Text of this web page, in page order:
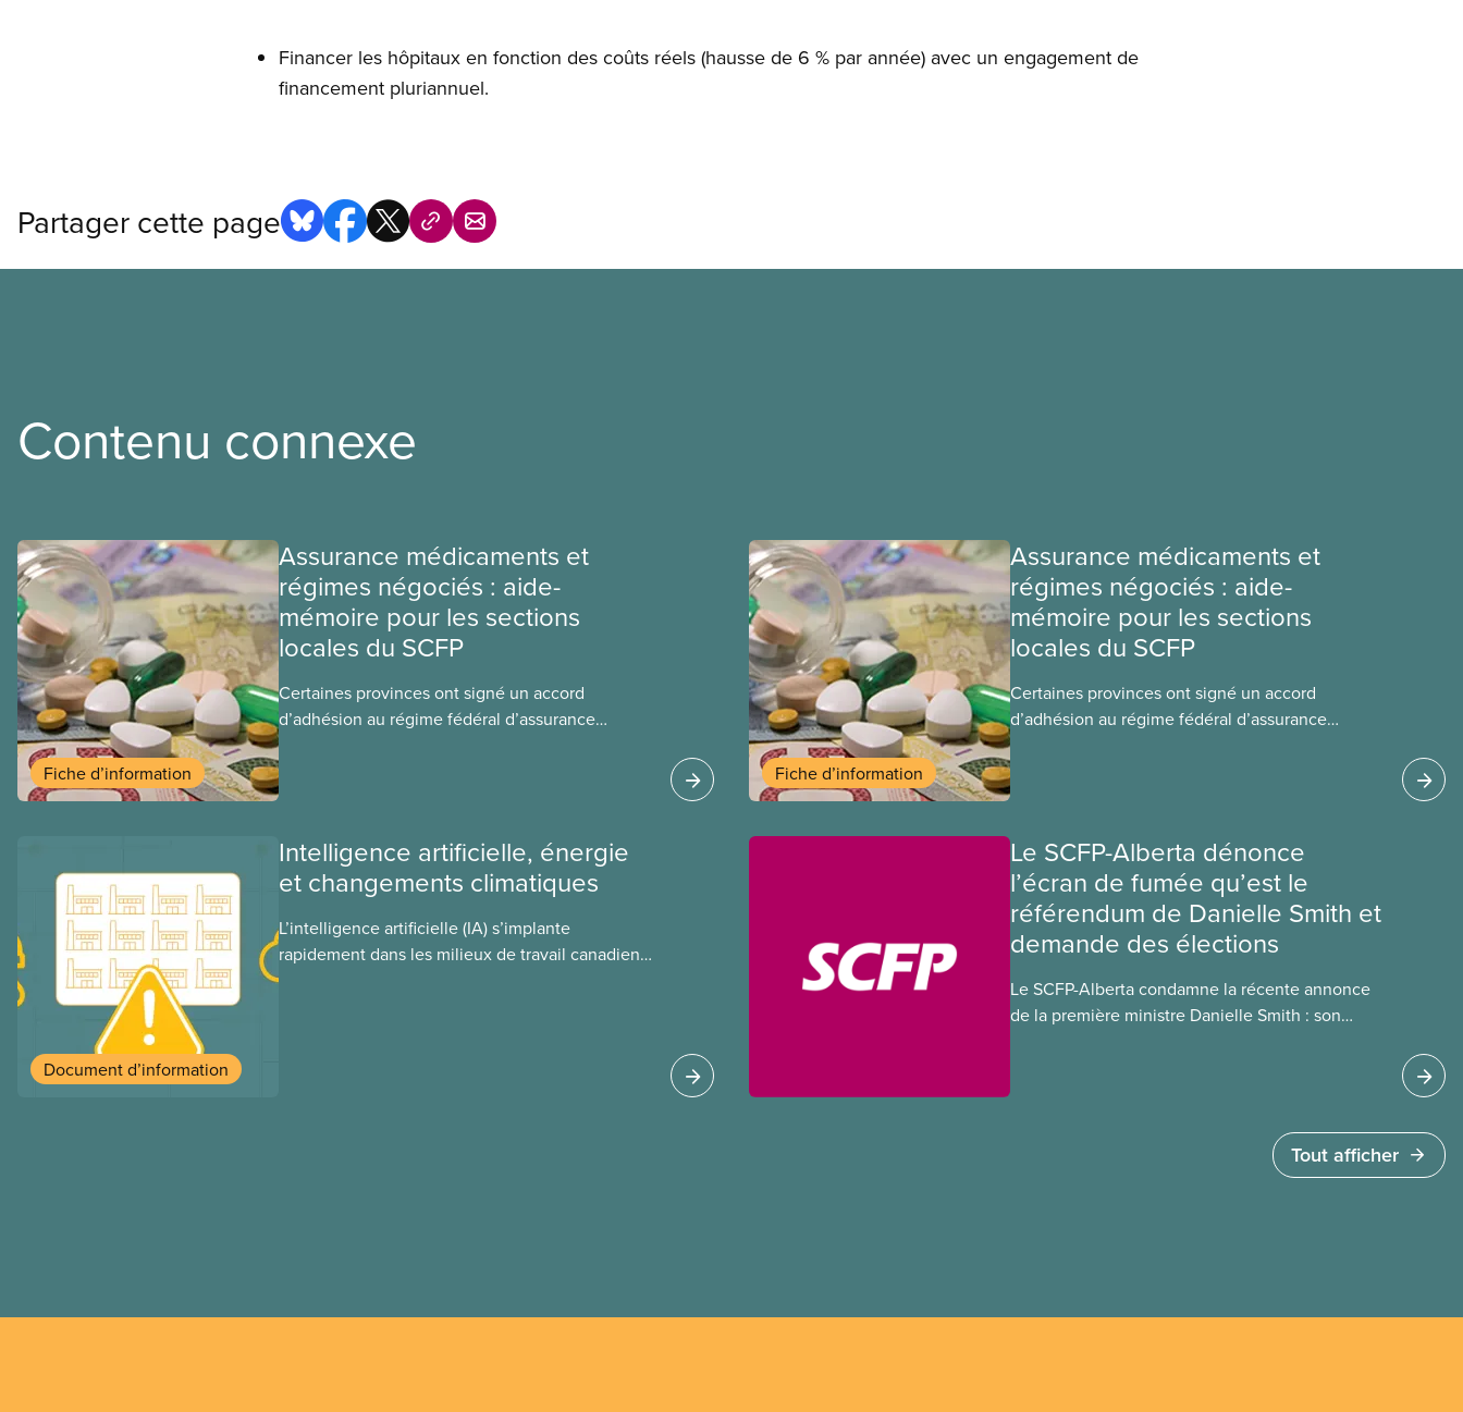
Financer les hôpitaux en fonction des coûts réels (hausse de 6 % par année) avec un engagement de
financement pluriannuel.
Partager cette page
Contenu connexe
Fiche d’information
Assurance médicaments et
régimes négociés : aide-
mémoire pour les sections
locales du SCFP
Certaines provinces ont signé un accord
d’adhésion au régime fédéral d’assurance
Fiche d’information
Assurance médicaments et
régimes négociés : aide-
mémoire pour les sections
locales du SCFP
Certaines provinces ont signé un accord
d’adhésion au régime fédéral d’assurance
Document d’information
Intelligence artificielle, énergie
et changements climatiques
L’intelligence artificielle (IA) s’implante
rapidement dans les milieux de travail canadiens,
Le SCFP-Alberta dénonce
l’écran de fumée qu’est le
référendum de Danielle Smith et
demande des élections
Le SCFP-Alberta condamne la récente annonce
de la première ministre Danielle Smith : son
Tout afficher